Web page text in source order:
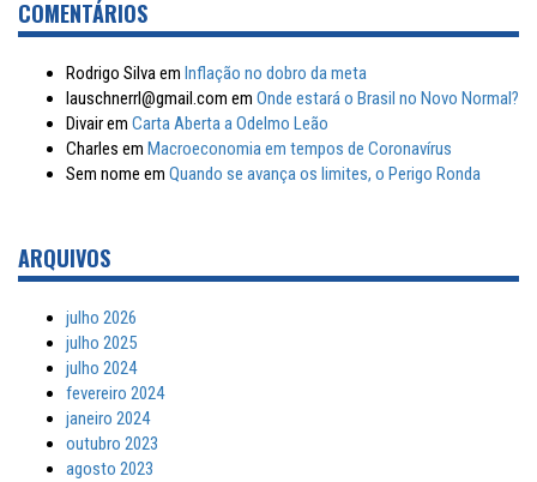
COMENTÁRIOS
Rodrigo Silvaem Inflação no dobro da meta
lauschnerrl@gmail.com em Onde estará o Brasil no Novo Normal?
Divairem Carta Aberta a Odelmo Leão
Charles em Macroeconomia em tempos de Coronavírus
Sem nome em Quando se avança os limites, o Perigo Ronda
ARQUIVOS
julho 2026
julho 2025
julho 2024
fevereiro 2024
janeiro 2024
outubro 2023
agosto 2023